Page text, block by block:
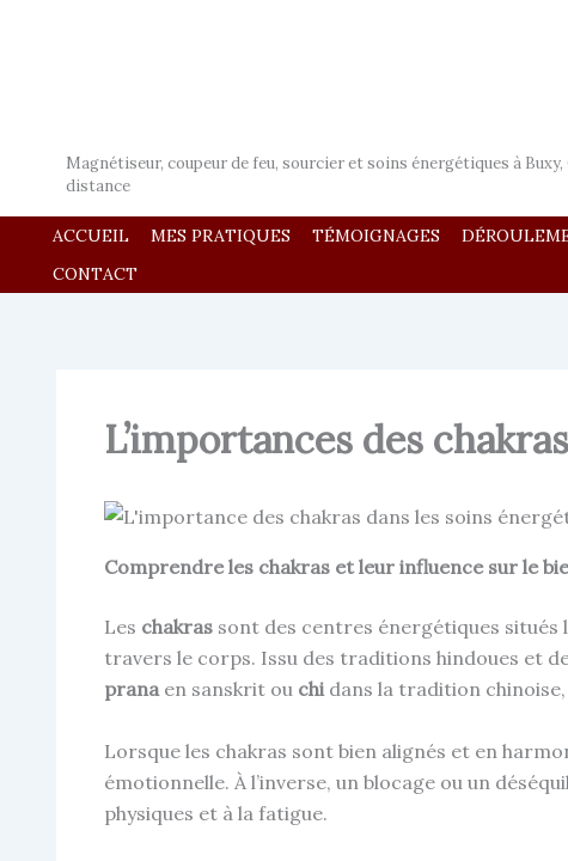
Magnétiseur, coupeur de feu, sourcier et soins énergétiques à
distance
ACCUEIL MES PRATIQUES TÉMOIGNAGES
CONTACT
L’importances des
Comprendre les chakras et leur influence sur le
Les chakras sont des centres énergétiques
travers le corps. Issu des traditions hindoues et
pranaen sanskrit ou chidans la tradition
Lorsque les chakras sont bien alignés et en
émotionnelle. À l’inverse, un blocage ou un
physiques et à la fatigue.